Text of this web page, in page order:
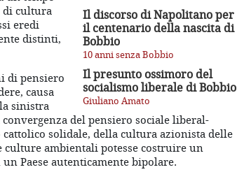
Il discorso di Napolitano per
il centenario della nascita di
Bobbio
10 anni senza Bobbio
Il presunto ossimoro del
socialismo liberale di Bobbio
Giuliano Amato
di cultura
eredi
distinti,
di pensiero
causa
sinistra
del pensiero sociale liberal-
solidale, della cultura azionista delle
ambientali potesse costruire un
Paese autenticamente bipolare.